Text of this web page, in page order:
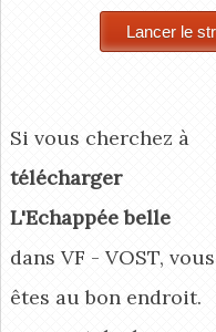
Si vous cherchez à
télécharger
L'Echappée belle
dans VF - VOST, vous
êtes au bon endroit.